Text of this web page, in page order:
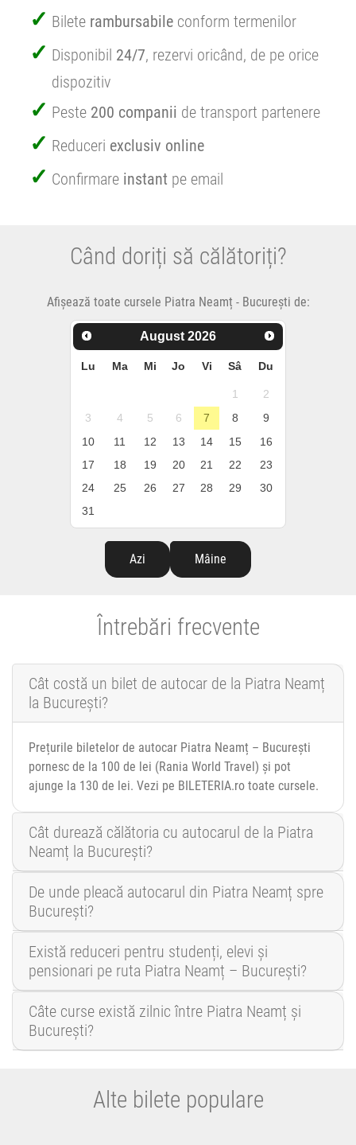
Bilete rambursabile conform termenilor
Disponibil 24/7, rezervi oricând, de pe orice
dispozitiv
Peste 200 companii de transport partenere
Reduceri exclusiv online
Confirmare instant pe email
Când doriți să călătoriți?
Afișează toate cursele Piatra Neamț - București de:
August 2026
Lu Ma Mi Jo Vi Sâ Du
1
2
3
4 5 6 7 8
9
10
11 12 13 14 15
16
17
18 19 20 21 22
23
24
25 26 27 28 29
30
31
Azi Mâine
Întrebări frecvente
Cât costă un bilet de autocar de la Piatra Neamț
la București?
Prețurile biletelor de autocar Piatra Neamț – București
pornesc de la 100 de lei (Rania World Travel) și pot
ajunge la 130 de lei. Vezi pe BILETERIA.ro toate cursele.
Cât durează călătoria cu autocarul de la Piatra
Neamț la București?
De unde pleacă autocarul din Piatra Neamț spre
București?
Există reduceri pentru studenți, elevi și
pensionari pe ruta Piatra Neamț – București?
Câte curse există zilnic între Piatra Neamț și
București?
Alte bilete populare